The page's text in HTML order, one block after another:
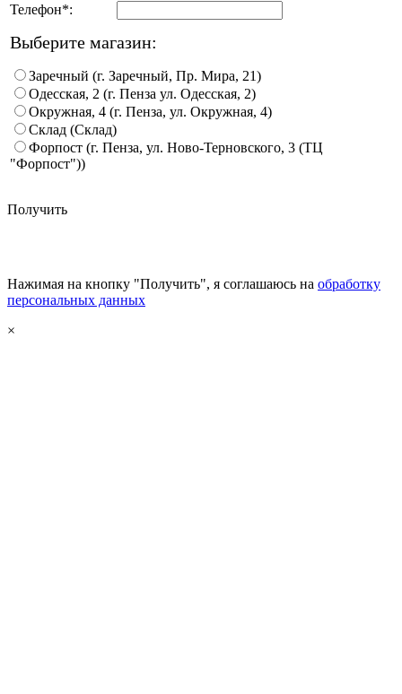
Телефон*:
Выберите магазин:
Заречный (г. Заречный, Пр. Мира, 21)
Одесская, 2 (г. Пенза ул. Одесская, 2)
Окружная, 4 (г. Пенза, ул. Окружная, 4)
Склад (Склад)
Форпост (г. Пенза, ул. Ново-Терновского, 3 (ТЦ
"Форпост"))
Получить
Нажимая на кнопку "Получить", я соглашаюсь на обработку
персональных данных
×